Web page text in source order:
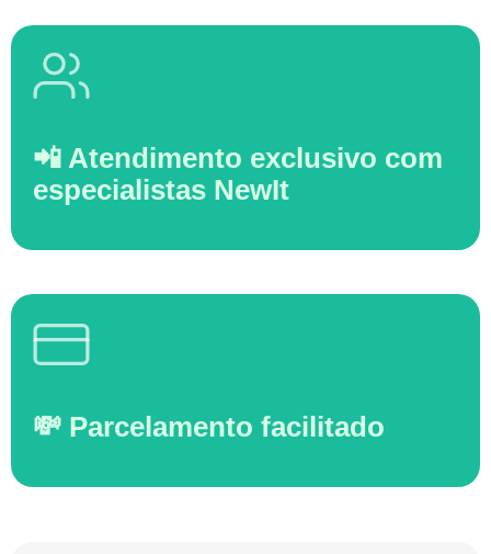
📲 Atendimento exclusivo com
especialistas NewIt
💸 Parcelamento facilitado